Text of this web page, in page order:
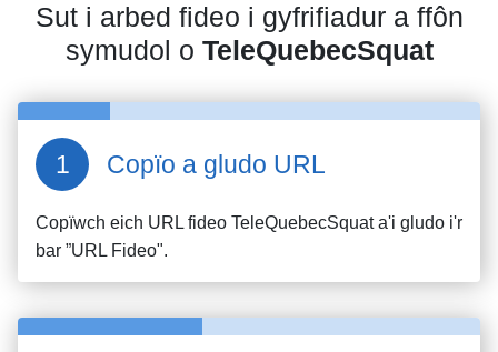
Sut i arbed fideo i gyfrifiadur a ffôn
symudol o TeleQuebecSquat
Copïo a gludo URL
Copïwch eich URL fideo TeleQuebecSquata'i gludo i'r
bar ”URL Fideo".